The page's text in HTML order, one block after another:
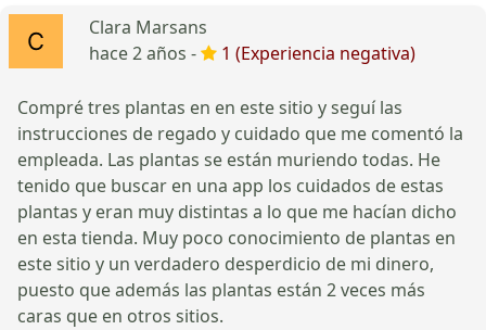
Clara Marsans
hace 2 años -
1 (Experiencia negativa)
Compré tres plantas en en este sitio y seguí las
instrucciones de regado y cuidado que me comentó la
empleada. Las plantas se están muriendo todas. He
tenido que buscar en una app los cuidados de estas
plantas y eran muy distintas a lo que me hacían dicho
en esta tienda. Muy poco conocimiento de plantas en
este sitio y un verdadero desperdicio de mi dinero,
puesto que además las plantas están 2 veces más
caras que en otros sitios.